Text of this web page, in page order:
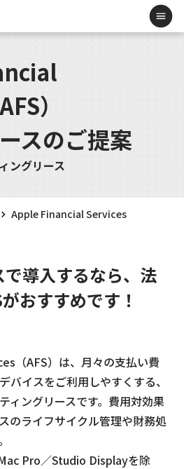
）
スのご提案
ングリース
Apple Financial Services
導入するなら、法
おすすめです！
（AFS）は、月々の支払い費
バイスをご利用しやすくする、
ィングリースです。費用対効果
のライフサイクル管理や財務処
Pro／Studio Displayを除